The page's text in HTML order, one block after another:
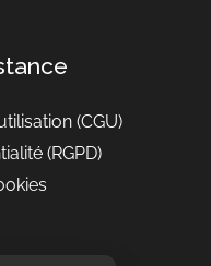
(CGU)
(RGPD)